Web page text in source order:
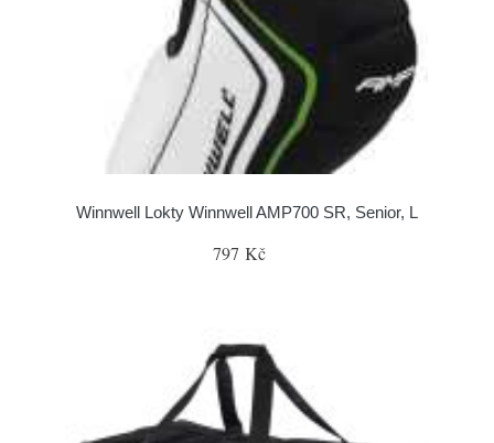
Winnwell Lokty Winnwell AMP700 SR, Senior, L
797 Kč